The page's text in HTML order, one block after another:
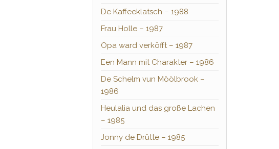
De Kaffeeklatsch – 1988
Frau Holle – 1987
Opa ward verköfft – 1987
Een Mann mit Charakter – 1986
De Schelm vun Möölbrook –
1986
Heulalia und das große Lachen
– 1985
Jonny de Drütte – 1985